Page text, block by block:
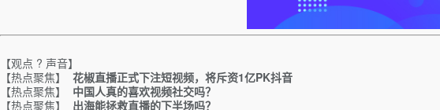
【观点 ? 声音】
【热点聚焦】 花椒直播正式下注短视频，将斥资1亿PK抖音
【热点聚焦】 中国人真的喜欢视频社交吗？
【热点聚焦】 出海能拯救直播的下半场吗？